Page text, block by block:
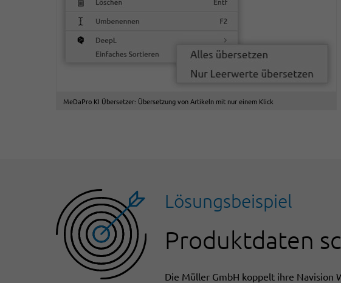
MeDaPro KI Übersetzer: Übersetzung von Artikeln mit nur einem Klick
Lösungsbeispiel
Produktdaten
Die Müller GmbH koppelt ihre Navision